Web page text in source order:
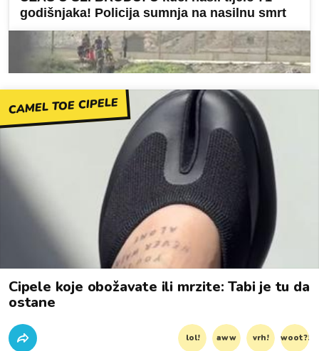
CAMEL TOE CIPELE
Cipele koje obožavate ili mrzite: Tabi je tu da
ostane
lol! aww vrh! woot?!